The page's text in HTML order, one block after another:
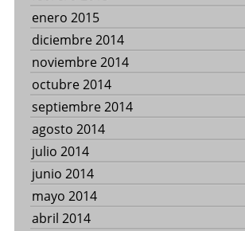
enero 2015
diciembre 2014
noviembre 2014
octubre 2014
septiembre 2014
agosto 2014
julio 2014
junio 2014
mayo 2014
abril 2014